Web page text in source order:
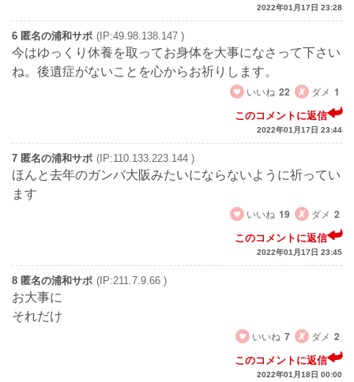
2022年01月17日 23:28
6 匿名の浦和サポ (IP:49.98.138.147 )
今はゆっくり休養を取ってお身体を大事になさって下さい
ね。後遺症がないことを心からお祈りします。
いいね 22 ダメ 1
このコメントに返信
2022年01月17日 23:44
7 匿名の浦和サポ (IP:110.133.223.144 )
ほんと去年のガンバ大阪みたいにならないように祈ってい
ます
いいね 19 ダメ 2
このコメントに返信
2022年01月17日 23:45
8 匿名の浦和サポ (IP:211.7.9.66 )
お大事に
それだけ
いいね 7 ダメ 2
このコメントに返信
2022年01月18日 00:00